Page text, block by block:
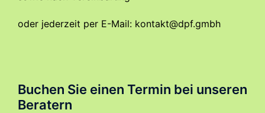
oder jederzeit per E-Mail: kontakt@dpf.gmbh
Buchen Sie einen Termin bei unseren
Beratern